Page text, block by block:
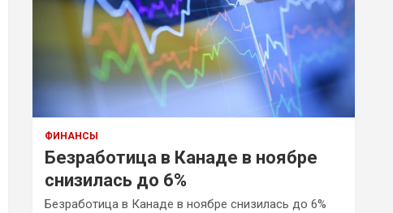
ФИНАНСЫ
Безработица в Канаде в ноябре
снизилась до 6%
Безработица в Канаде в ноябре снизилась до 6%